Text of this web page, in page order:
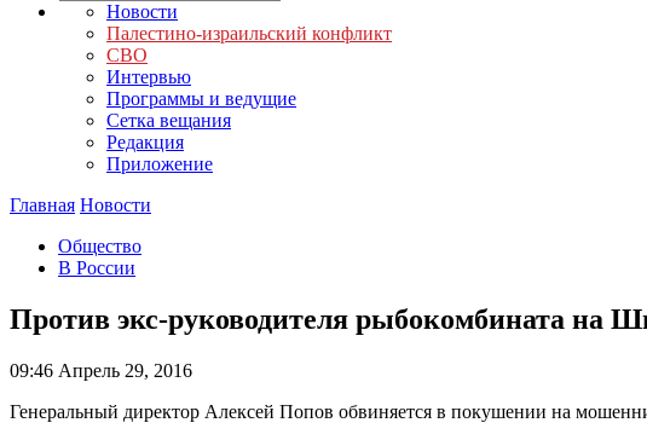
Новости
Палестино-израильский конфликт
СВО
Интервью
Программы и ведущие
Сетка вещания
Редакция
Приложение
Главная Новости
Общество
В России
Против экс-руководителя рыбокомбината на
09:46 Апрель 29, 2016
Генеральный директор Алексей Попов обвиняется в покушении на